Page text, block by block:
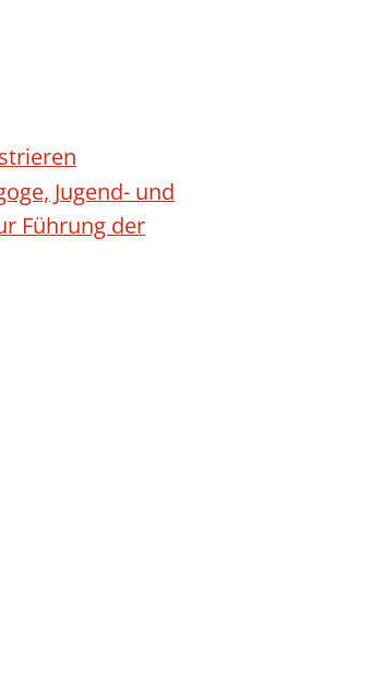
Jugend- und
Führung der